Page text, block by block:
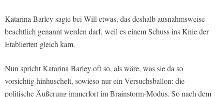
Katarina Barley sagte bei Will etwas, das deshalb ausnahmsweise
beachtlich genannt werden darf, weil es einem Schuss ins Knie der
Etablierten gleich kam.
Nun spricht Katarina Barley oft so, als wäre, was sie da so
vorsichtig hinhuschelt, sowieso nur ein Versuchsballon: die
politische Äußerung immerfort im Brainstorm-Modus. So nach dem